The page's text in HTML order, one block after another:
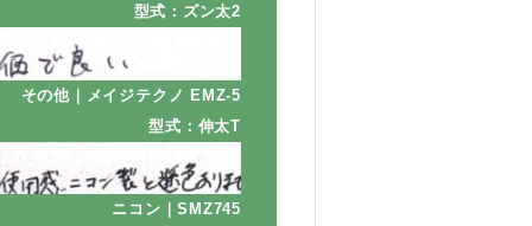
型式：ズン太2
その他｜メイジテクノ EMZ-5
型式：伸太T
ニコン｜SMZ745